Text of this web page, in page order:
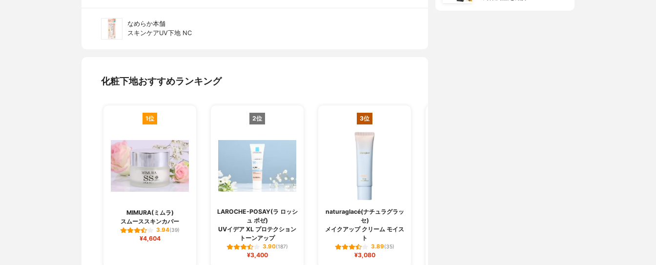
なめらか本舗
スキンケアUV下地 NC
化粧下地おすすめランキング
1位
MIMURA(ミムラ)
スムーススキンカバー
3.94(39)
¥4,604
2位
LAROCHE-POSAY(ラ ロッシ
ュ ポゼ)
UVイデア XL プロテクション
トーンアップ
3.90(187)
¥3,400
3位
naturaglacé(ナチュラグラッ
セ)
メイクアップ クリーム モイス
ト
3.89(35)
¥3,080